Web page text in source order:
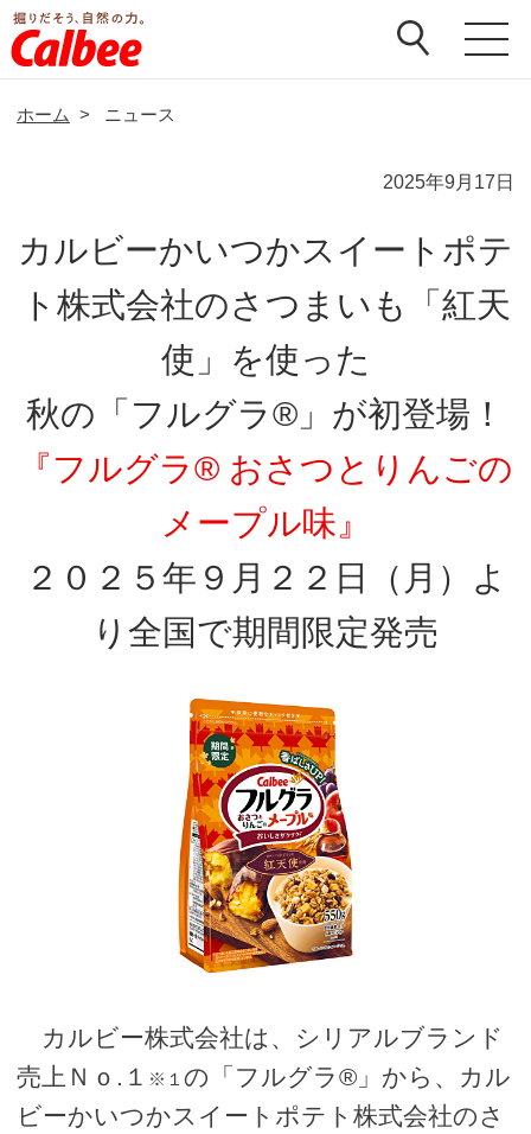
ホーム > ニュース
2025年9月17日
カルビーかいつかスイートポテ
ト株式会社のさつまいも「紅天
使」を使った
秋の「フルグラ®」が初登場！
『フルグラ® おさつとりんごの
メープル味』
２０２５年９月２２日（月）よ
り全国で期間限定発売
カルビー株式会社は、シリアルブランド
売上Ｎｏ.１ ※１ の「フルグラ®」から、カル
ビーかいつかスイートポテト株式会社のさ